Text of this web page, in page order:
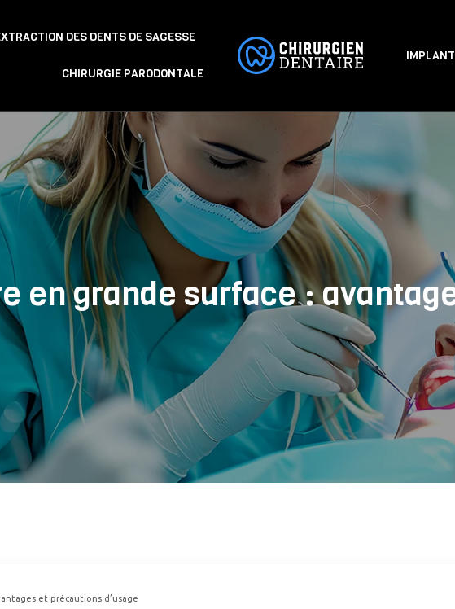
DES DENTS DE SAGESSE
CHIRURGIE PARODONTALE
en grande surface :
et précautions d’usage